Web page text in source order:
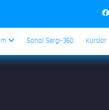
Sanal Sergi-360 Kurslar